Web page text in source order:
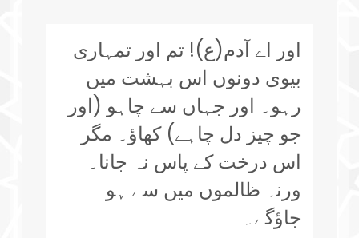
اور اے آدم(ع)! تم اور تمہاری
بیوی دونوں اس بہشت میں
رہو۔ اور جہاں سے چاہو (اور
جو چیز دل چاہے) کھاؤ۔ مگر
اس درخت کے پاس نہ جانا۔
ورنہ ظالموں میں سے ہو
جاؤگے۔